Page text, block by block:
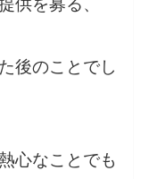
供を募る、
後のことでし
心なことでも